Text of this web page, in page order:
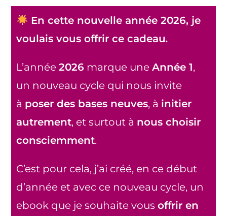
En cette nouvelle année 2026, je
voulais vous offrir ce cadeau.
L’année2026 marque uneAnnée 1,
un nouveau cycle qui nous invite
à poser des bases neuves, à initier
autrement, et surtout à nous choisir
consciemment.
C’est pour cela, j’ai créé, en ce début
d’année et avec ce nouveau cycle, un
ebook que je souhaite vousoffrir en